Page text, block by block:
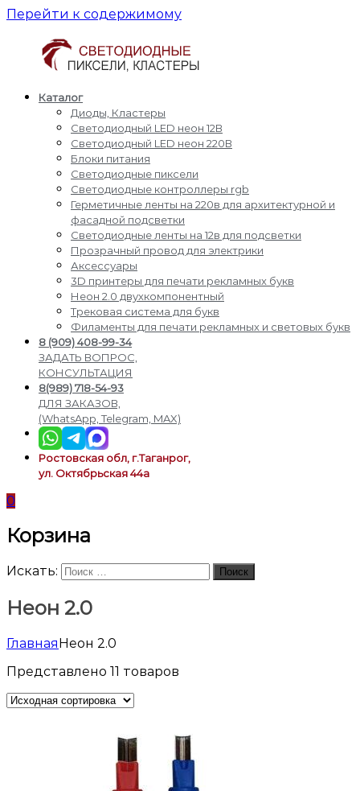
Перейти к содержимому
Светодиодные
пиксели
кластеры
Производство
доставка
светодиодные
пиксели,
кластеры,
светодиодный
питания,
светодиодные
контроллеры
прожекторы
подсветки
Каталог
Диоды, Кластеры
Светодиодный LED неон 12В
Светодиодный LED неон 220В
Блоки питания
Светодиодные пиксели
Светодиодные контроллеры rgb
Герметичные ленты на 220в для архитектурной и
фасадной подсветки
Светодиодные ленты на 12в для подсветки
Прозрачный провод для электрики
Аксессуары
3D принтеры для печати рекламных букв
Неон 2.0 двухкомпонентный
Трековая система для букв
Филаменты для печати рекламных и световых букв
8 (909) 408-99-34
ЗАДАТЬ ВОПРОС,
КОНСУЛЬТАЦИЯ
8(989) 718-54-93
ДЛЯ ЗАКАЗОВ,
(WhatsApp, Telegram, MAX)
Ростовская обл, г.Таганрог,
ул. Октябрьская 44а
0
Корзина
Искать: Поиск
Неон 2.0
ГлавнаяНеон 2.0
Представлено 11 товаров